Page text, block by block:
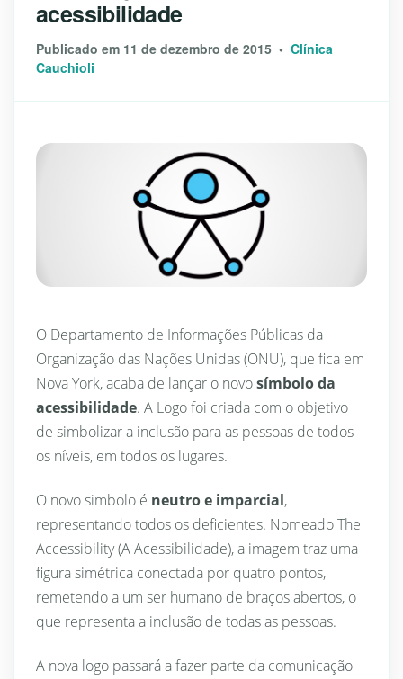
acessibilidade
Publicado em 11 de dezembro de 2015 • Clínica
Cauchioli
O Departamento de Informações Públicas da
Organização das Nações Unidas (ONU), que fica em
Nova York, acaba de lançar o novosímbolo da
acessibilidade. A Logo foi criada com o objetivo
de simbolizar a inclusão para as pessoas de todos
os níveis, em todos os lugares.
O novo simbolo é neutro e imparcial,
representando todos os deficientes. Nomeado The
Accessibility (A Acessibilidade), a imagem traz uma
figura simétrica conectada por quatro pontos,
remetendo a um ser humano de braços abertos, o
que representa a inclusão de todas as pessoas.
A nova logo passará a fazer parte da comunicação